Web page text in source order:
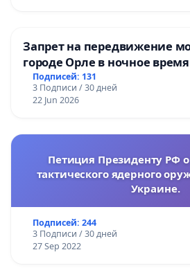
Запрет на передвижение
городе Орле в ночное время
Подписей: 131
3 Подписи / 30 дней
22 Jun 2026
Петиция Президенту РФ
тактического ядерного
Украине.
Подписей: 244
3 Подписи / 30 дней
27 Sep 2022